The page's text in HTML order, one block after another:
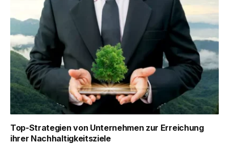
Top-Strategien von Unternehmen zur Erreichung
ihrer Nachhaltigkeitsziele